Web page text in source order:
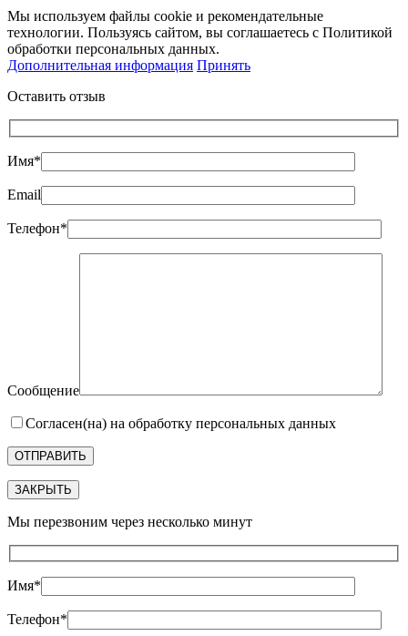
Мы используем файлы cookie и рекомендательные
технологии. Пользуясь сайтом, вы соглашаетесь с Политикой
обработки персональных данных.
Дополнительная информация Принять
Оставить отзыв
Имя*
Email
Телефон*
Сообщение
Согласен(на) на обработку персональных данных
ЗАКРЫТЬ
Мы перезвоним через несколько минут
Имя*
Телефон*